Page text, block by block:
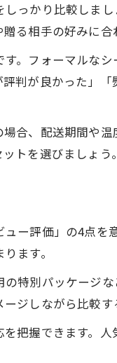
最適な理由を解説
伝える方法
と喜ばれる演出
味しさを両立
苔セットの魅力
味と栄養のこだわり
ポイント
ないギフト手配を
ギフトのポイント
けたい選び方
たいマナーの基本
っかり比較しま
る相手の好みに合
。フォーマルな
判が良かった」
合、配送期間や
トを選びましょう。
ー評価」の4点
ます。
特別パッケージ
ジしながら比較す
把握できます。
こちら
こちら